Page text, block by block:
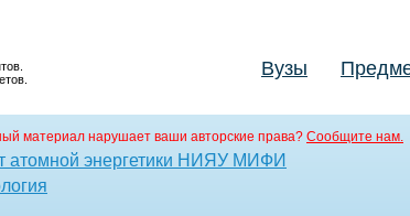
Вузы
материал нарушает ваши авторские права? Сообщите нам.
атомной энергетики НИЯУ МИФИ